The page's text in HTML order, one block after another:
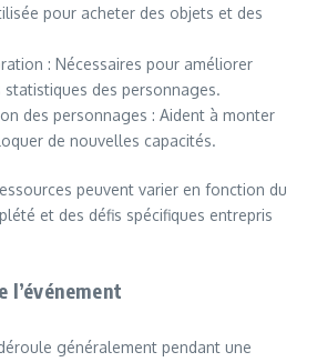
pour acheter des objets et des
: Nécessaires pour améliorer
statistiques des personnages.
des personnages : Aident à monter
de nouvelles capacités.
peuvent varier en fonction du
et des défis spécifiques entrepris
l’événement
généralement pendant une